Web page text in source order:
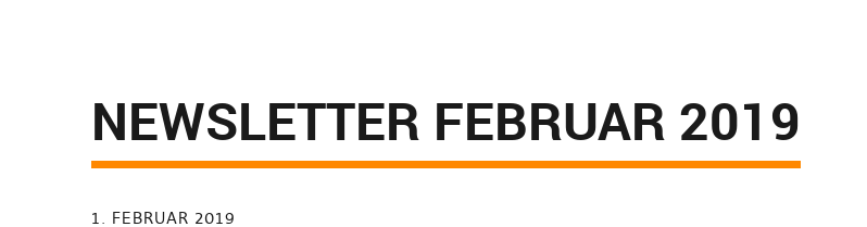
NEWSLETTER FEBRUAR 2019
1. FEBRUAR 2019